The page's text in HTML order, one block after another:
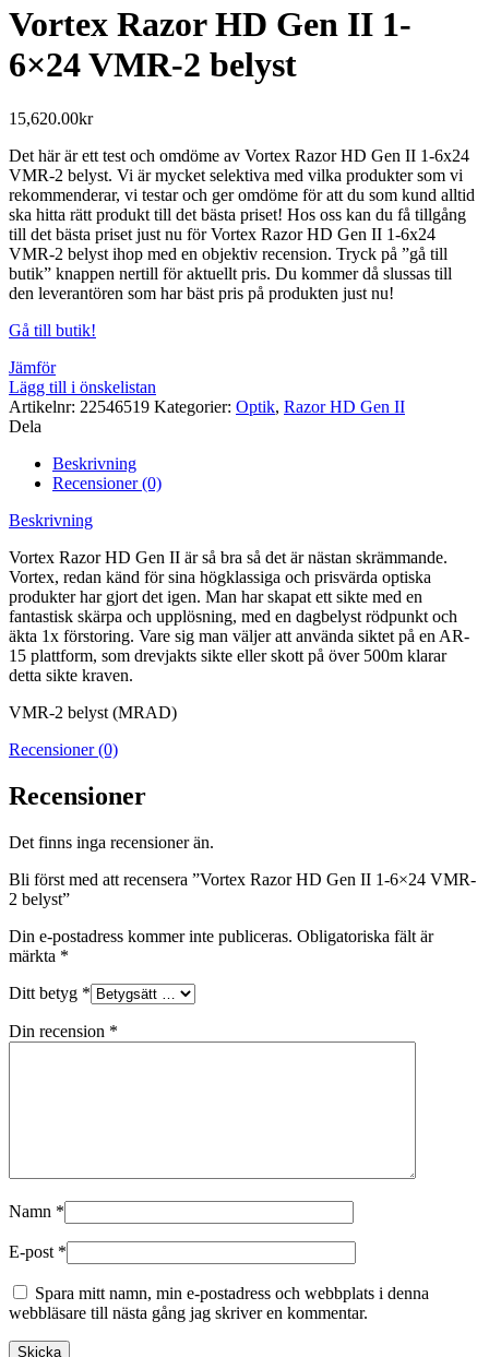
Vortex Razor HD Gen II 1-
6×24 VMR-2 belyst
15,620.00kr
Det här är ett test och omdöme av Vortex Razor HD Gen II 1-6x24
VMR-2 belyst. Vi är mycket selektiva med vilka produkter som vi
rekommenderar, vi testar och ger omdöme för att du som kund alltid
ska hitta rätt produkt till det bästa priset! Hos oss kan du få tillgång
till det bästa priset just nu för Vortex Razor HD Gen II 1-6x24
VMR-2 belyst ihop med en objektiv recension. Tryck på ”gå till
butik” knappen nertill för aktuellt pris. Du kommer då slussas till
den leverantören som har bäst pris på produkten just nu!
Gå till butik!
Jämför
Lägg till i önskelistan
Artikelnr: 22546519 Kategorier: Optik, Razor HD Gen II
Dela
Beskrivning
Recensioner (0)
Beskrivning
Vortex Razor HD Gen II är så bra så det är nästan skrämmande.
Vortex, redan känd för sina högklassiga och prisvärda optiska
produkter har gjort det igen. Man har skapat ett sikte med en
fantastisk skärpa och upplösning, med en dagbelyst rödpunkt och
äkta 1x förstoring. Vare sig man väljer att använda siktet på en AR-
15 plattform, som drevjakts sikte eller skott på över 500m klarar
detta sikte kraven.
VMR-2 belyst (MRAD)
Recensioner (0)
Recensioner
Det finns inga recensioner än.
Bli först med att recensera ”Vortex Razor HD Gen II 1-6×24 VMR-
2 belyst”
Din e-postadress kommer inte publiceras. Obligatoriska fält är
märkta *
Ditt betyg *
Din recension *
Namn *
E-post *
Spara mitt namn, min e-postadress och webbplats i denna
webbläsare till nästa gång jag skriver en kommentar.